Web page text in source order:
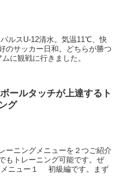
ルスU-12清水。気温11℃、快
のサッカー日和。どちらが勝つ
に観戦に行きました。
ールタッチが上達するト
グ
ーニングメニューを２つご紹介
もトレーニング可能です。ぜ
メニュー１ 初級編です。まず